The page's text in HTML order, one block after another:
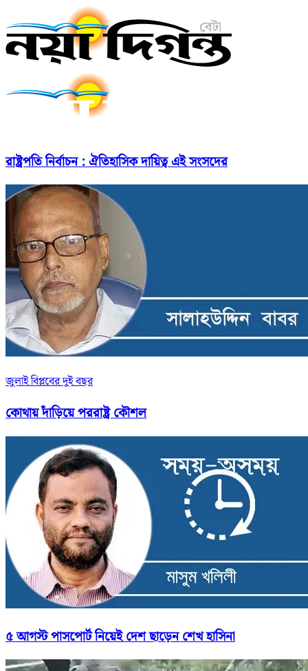
রাষ্ট্রপতি নির্বাচন : ঐতিহাসিক দায়িত্ব এই সংসদের
জুলাই বিপ্লবের দুই বছর
কোথায় দাঁড়িয়ে পররাষ্ট্র কৌশল
৫ আগস্ট পাসপোর্ট নিয়েই দেশ ছাড়েন শেখ হাসিনা